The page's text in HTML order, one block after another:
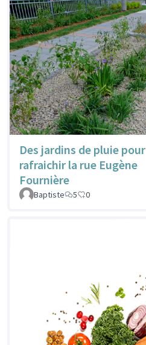
Des jardins de pluie pour
rafraichir la rue Eugène
Fournière
Baptiste 5 0